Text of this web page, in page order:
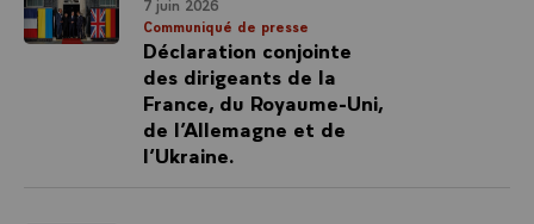
7 juin 2026
Communiqué de presse
Déclaration conjointe
des dirigeants de la
France, du Royaume-Uni,
de l’Allemagne et de
l’Ukraine.